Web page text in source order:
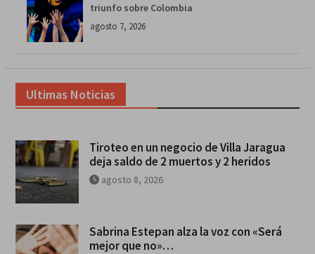
triunfo sobre Colombia
agosto 7, 2026
Ultimas Noticias
Tiroteo en un negocio de Villa Jaragua
deja saldo de 2 muertos y 2 heridos
agosto 8, 2026
Sabrina Estepan alza la voz con «Será
mejor que no»…